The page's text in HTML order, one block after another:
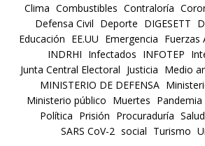
Clima Combustibles Contraloría
Defensa Civil Deporte DIGESETT
Educación EE.UU Emergencia Fuerzas
INDRHI Infectados INFOTEP
Junta Central Electoral Justicia Medio
MINISTERIO DE DEFENSA
Ministerio público Muertes Pandemia
Política Prisión Procuraduría Salud
SARS CoV-2 social Turismo